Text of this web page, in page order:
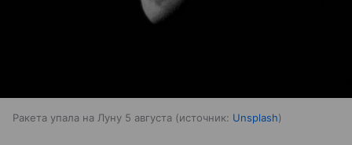
Ракета упала на Луну 5 августа источник: Unsplash